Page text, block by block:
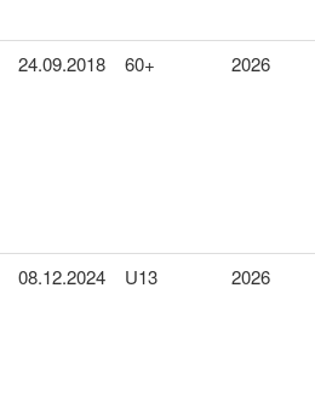
24.09.2018 60+ 2026
08.12.2024 U13 2026